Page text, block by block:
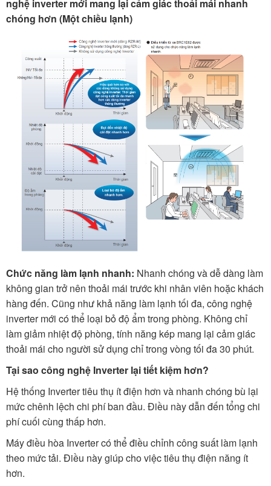
nghệ inverter mới mang lại cảm giác thoải mái nhanh
chóng hơn (Một chiều lạnh)
Chức năng làm lạnh nhanh: Nhanh chóng và dễ dàng làm
không gian trở nên thoải mái trước khi nhân viên hoặc khách
hàng đến. Cũng như khả năng làm lạnh tối đa, công nghệ
inverter mới có thể loại bỏ độ ẩm trong phòng. Không chỉ
làm giảm nhiệt độ phòng, tính năng kép mang lại cảm giác
thoải mái cho người sử dụng chỉ trong vòng tối đa 30 phút.
Tại sao công nghệ Inverter lại tiết kiệm hơn?
Hệ thống Inverter tiêu thụ ít điện hơn và nhanh chóng bù lại
mức chênh lệch chi phí ban đầu. Điều này dẫn đến tổng chi
phí cuối cùng thấp hơn.
Máy điều hòa Inverter có thể điều chỉnh công suất làm lạnh
theo mức tải. Điều này giúp cho việc tiêu thụ điện năng ít
hơn.